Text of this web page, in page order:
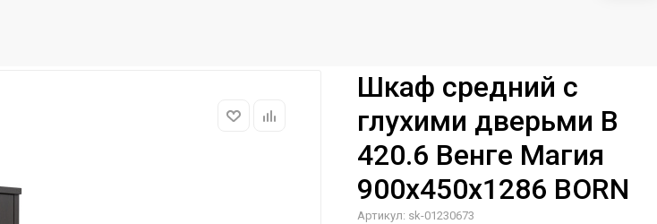
Шкаф средний с
глухими дверьми B
420.6 Венге Магия
900х450х1286 BORN
Артикул: sk-01230673